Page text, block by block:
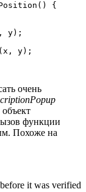
{
y);
y);
очень
функции
Похоже на
it was verified